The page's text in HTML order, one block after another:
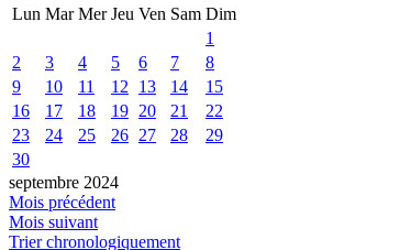
Lun Mar Mer Jeu Ven Sam Dim
1
2
3 4 5 6 7
8
9
10 11 12 13 14
15
16
17 18 19 20 21
22
23
24 25 26 27 28
29
30
septembre 2024
Mois précédent
Mois suivant
Trier chronologiquement